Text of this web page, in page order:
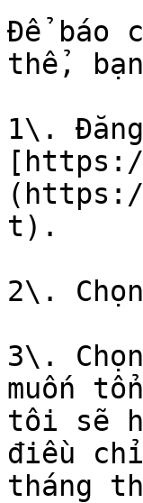
Để báo
thể,
1\.
t).
2\.
3\.
muốn
tôi sẽ
điều
tháng